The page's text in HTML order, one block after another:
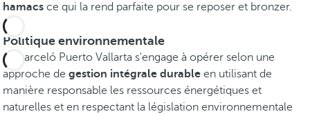
hamacs ce qui la rend parfaite pour se reposer et bronzer.
Politique environnementale
Le Barceló Puerto Vallarta s'engage à opérer selon une
approche de gestion intégrale durable en utilisant de
manière responsable les ressources énergétiques et
naturelles et en respectant la législation environnementale